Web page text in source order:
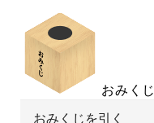
おみくじ
おみくじを引く